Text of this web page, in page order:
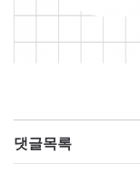
댓글목록